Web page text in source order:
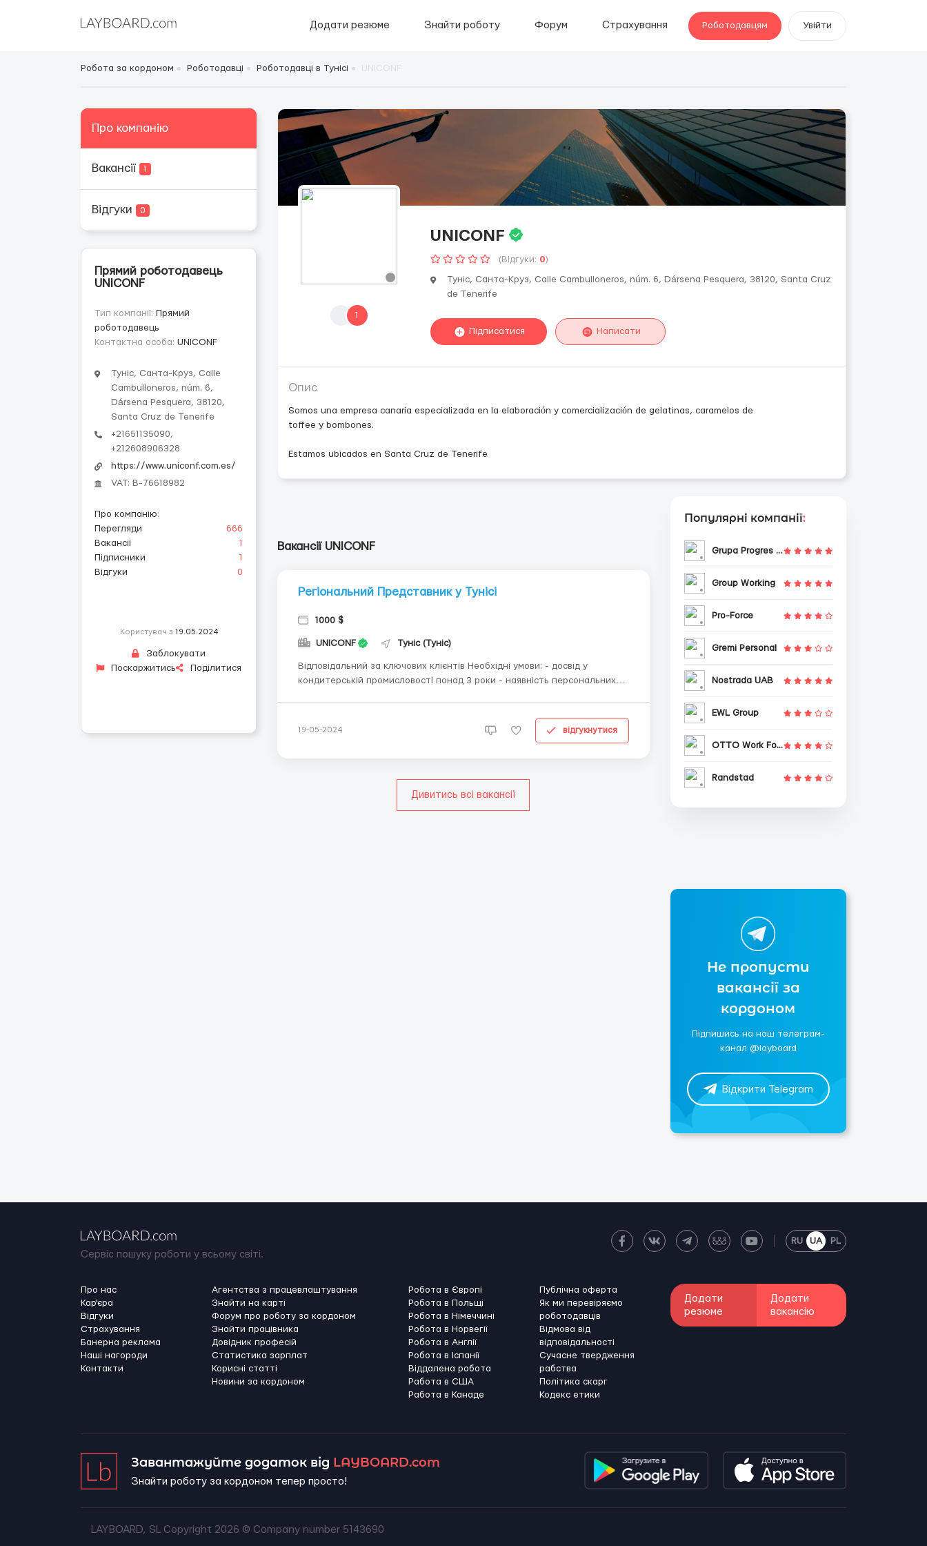
Додати резюме Знайти роботу Форум Страхування Роботодавцям Увійти
Робота за кордоном Роботодавці Роботодавці в Тунісі
Про компанію
Вакансії 1
Відгуки 0
Прямий роботодавець
UNICONF
Тип компанії: Прямий
роботодавець
Контактна особа: UNICONF
Туніс, Санта-Круз, Calle
Cambulloneros, núm. 6,
Dársena Pesquera, 38120,
Santa Cruz de Tenerife
+21651135090,
+212608906328
https://www.uniconf.com.es/
VAT: B-76618982
Про компанію:
Перегляди
666
Вакансії
1
Підписники
1
Відгуки
0
Користувач з 19.05.2024
Заблокувати
Поскаржитись
Поділитися
1
UNICONF
(Відгуки: 0)
Туніс, Санта-Круз, Calle Cambulloneros, núm. 6, Dársena Pesquera, 38120, Santa Cruz
de Tenerife
Підписатися Написати
Опис
Somos una empresa canaria especializada en la elaboración y comercialización de gelatinas, caramelos de
toffee y bombones.
Estamos ubicados en Santa Cruz de Tenerife
Вакансії UNICONF
Регіональний Представник у Тунісі
1000 $
UNICONF Туніс (Туніс)
Відповідальний за ключових клієнтів Необхідні умови: - досвід у
кондитерській промисловості понад 3 роки - наявність персональних
19-05-2024 відгукнутися
Дивитись всі вакансії
Популярні компанії:
Grupa Progres Sp. z o.o.
Group Working
Pro-Force
Gremi Personal
Nostrada UAB
EWL Group
OTTO Work Force
Randstad
Не пропусти
вакансії за
кордоном
Підпишись на наш телеграм-
канал @layboard
Відкрити Telegram
Сервіс пошуку роботи у всьому світі.
RU UA PL
Про нас
Кар'єра
Відгуки
Страхування
Банерна реклама
Наші нагороди
Контакти
Агентства з працевлаштування
Знайти на карті
Форум про роботу за кордоном
Знайти працівника
Довідник професій
Статистика зарплат
Корисні статті
Новини за кордоном
Робота в Європі
Робота в Польщі
Робота в Німеччині
Робота в Норвегії
Робота в Англії
Робота в Іспанії
Віддалена робота
Работа в США
Работа в Канадe
Публічна оферта
Як ми перевіряємо
роботодавців
Відмова від
відповідальності
Сучасне твердження
рабства
Політика скарг
Кодекс етики
Додати
резюме
Додати
вакансію
Завантажуйте додаток від LAYBOARD.com
Знайти роботу за кордоном тепер просто!
LAYBOARD, SL Copyright 2026 © Company number 5143690